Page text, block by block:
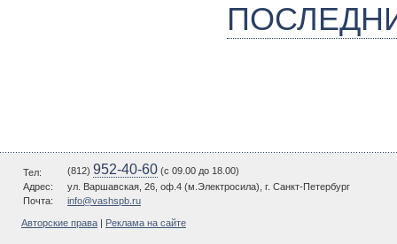
Тел: (812) 952-40-60 (c 09.00 до 18.00)
Адрес:
ул. Варшавская, 26, оф.4 (м.Электросила), г. Санкт-Петербург
Почта:
info@vashspb.ru
Авторские права Реклама на сайте